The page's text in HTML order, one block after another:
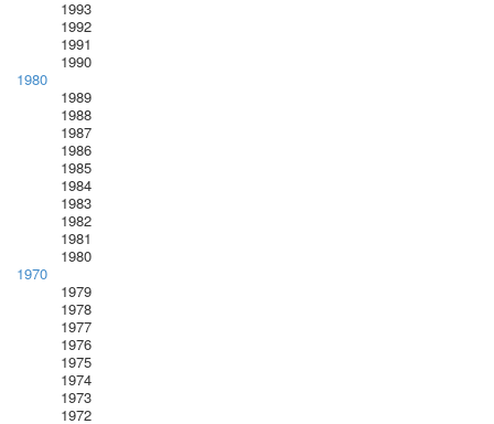
1993
1992
1991
1990
1980
1989
1988
1987
1986
1985
1984
1983
1982
1981
1980
1970
1979
1978
1977
1976
1975
1974
1973
1972